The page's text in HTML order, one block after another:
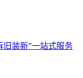
旧装新”一站式服务